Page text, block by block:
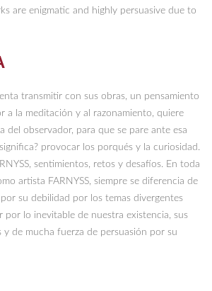
are enigmatic and highly persuasive due to
transmitir con sus obras, un pensamiento
a la meditación y al razonamiento, quiere
del observador, para que se pare ante esa
provocar los porqués y la curiosidad.
sentimientos, retos y desafíos. En toda
artista FARNYSS, siempre se diferencia de
su debilidad por los temas divergentes
por lo inevitable de nuestra existencia, sus
y de mucha fuerza de persuasión por su